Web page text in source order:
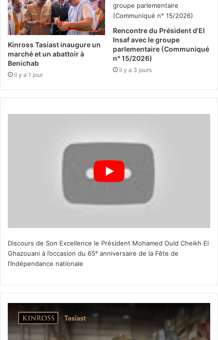
Kinross Tasiast inaugure un
marché et un abattoir à
Benichab
il y a 1 jour
Rencontre du Président d’El
Insaf avec le groupe
parlementaire (Communiqué
n° 15/2026)
il y a 3 jours
Discours de Son Excellence le Président Mohamed Ould Cheikh El
Ghazouani à l’occasion du 65ᵉ anniversaire de la Fête de
l’Indépendance nationale